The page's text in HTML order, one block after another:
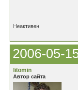
Неактивен
2006-05-
litomin
Автор сайта